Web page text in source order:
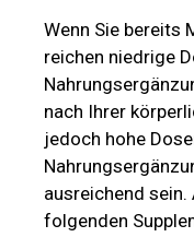
Wenn Sie bereits
reichen niedrige
nach Ihrer
jedoch hohe
ausreichend
folgenden